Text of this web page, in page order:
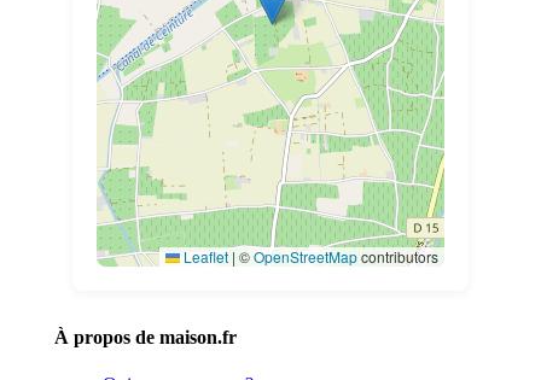
Leaflet | ©OpenStreetMapcontributors
À propos de maison.fr